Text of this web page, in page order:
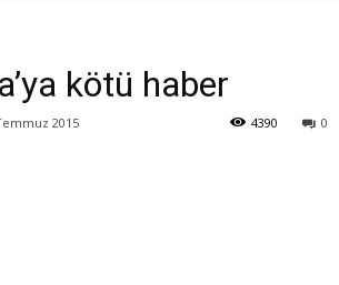
kötü haber
2015 0
4390